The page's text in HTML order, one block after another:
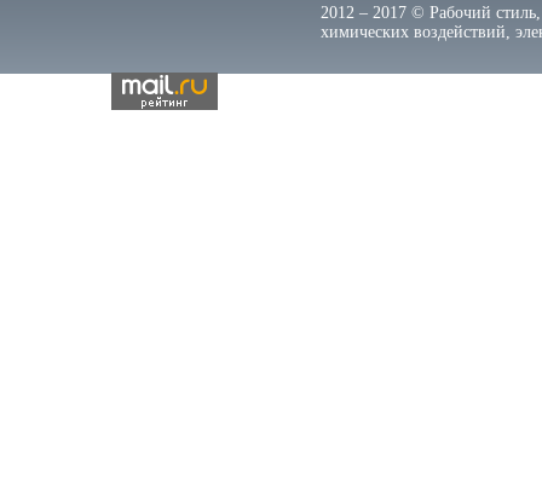
2012 – 2017 © Рабочий
химических воздействий,